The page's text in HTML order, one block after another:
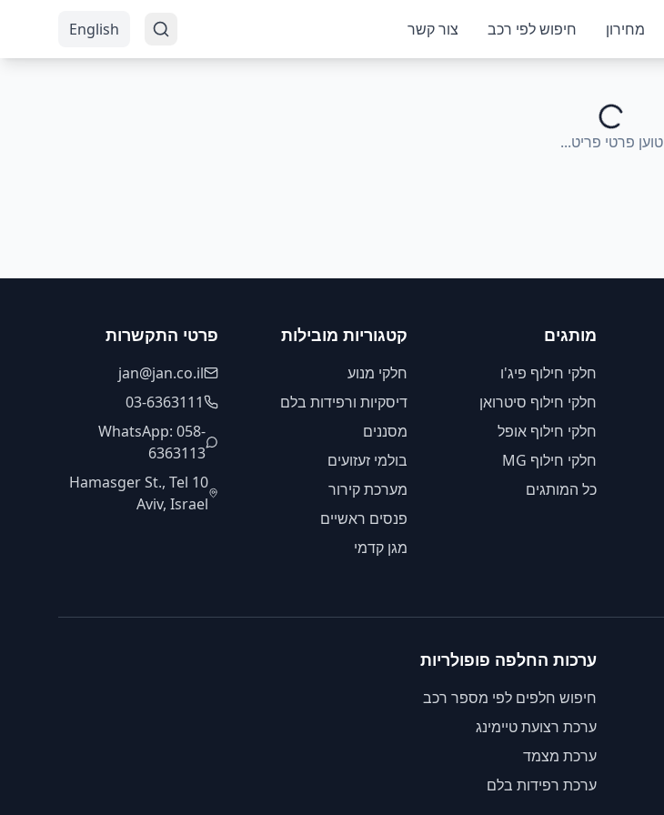
מחירון חיפוש לפי רכב צור קשר English
טוען פרטי פריט...
מותגים
חלקי חילוף פיג'ו
חלקי חילוף סיטרואן
חלקי חילוף אופל
חלקי חילוף MG
כל המותגים
קטגוריות מובילות
חלקי מנוע
דיסקיות ורפידות בלם
מסננים
בולמי זעזועים
מערכת קירור
פנסים ראשיים
מגן קדמי
פרטי התקשרות
jan@jan.co.il
03-6363111
WhatsApp: 058-
6363113
10 Hamasger St., Tel
Aviv, Israel
ערכות החלפה פופולריות
חיפוש חלפים לפי מספר רכב
ערכת רצועת טיימינג
ערכת מצמד
ערכת רפידות בלם